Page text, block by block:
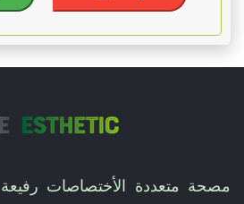
مصحة متعددة الأختصاصات